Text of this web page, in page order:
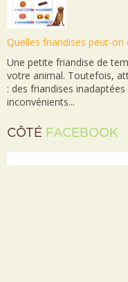
Quelles friandises peut-
Une petite friandise de
votre animal. Toutefois,
: des friandises
inconvénients...
CÔTÉ FACEBOOK